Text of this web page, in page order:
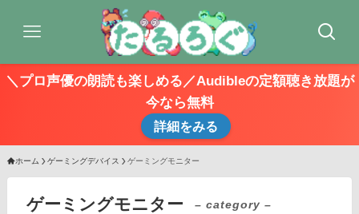
＼プロ声優の朗読も楽しめる／Audibleの定額聴き放題が
今なら無料
詳細をみる
ホーム ゲーミングデバイス ゲーミングモニター
ゲーミングモニター – category –